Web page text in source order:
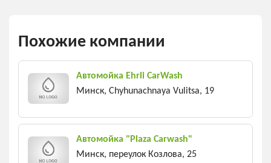
Похожие компании
Автомойка Ehrli CarWash
Минск, Chyhunachnaya Vulitsa, 19
Автомойка "Plaza Carwash"
Минск, переулок Козлова, 25